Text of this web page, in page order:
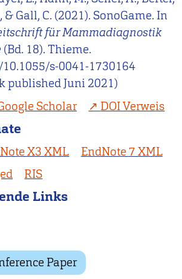
& Gall, C. (2021). SonoGame. In
für Mammadiagnostik
(Bd. 18). Thieme.
s-0041-1730164
published Juni 2021)
Scholar
DOI Verweis
X3 XML
EndNote 7 XML
RIS
Links
Paper